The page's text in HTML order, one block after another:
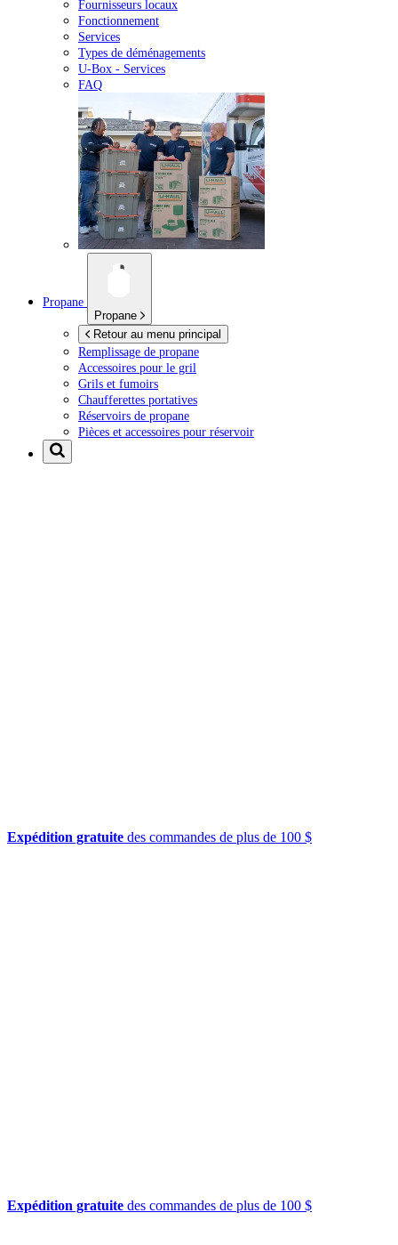
Fournisseurs locaux
Fonctionnement
Services
Types de déménagements
U-Box - Services
FAQ
Propane
Propane
Retour au menu principal
Remplissage de propane
Accessoires pour le gril
Grils et fumoirs
Chaufferettes portatives
Réservoirs de propane
Pièces et accessoires pour réservoir
Expédition gratuite des commandes de plus de 100 $
Expédition gratuite des commandes de plus de 100 $